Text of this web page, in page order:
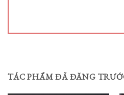
TÁC PHẨM ĐÃ ĐĂNG